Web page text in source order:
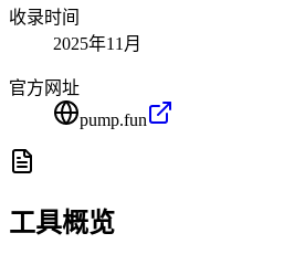
收录时间
2025年11月
官方网址
pump.fun
工具概览